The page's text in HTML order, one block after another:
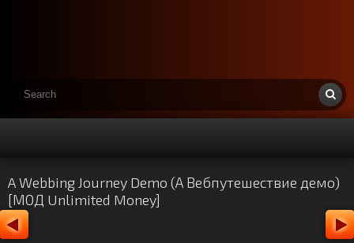
A Webbing Journey Demo (А Вебпутешествие демо)
[МОД Unlimited Money]